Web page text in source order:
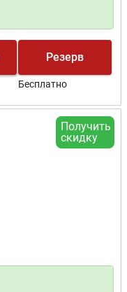
Резерв
Бесплатно
Получить
скидку